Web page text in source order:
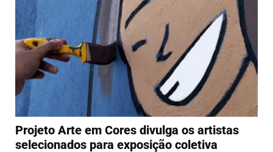
Projeto Arte em Cores divulga os artistas
selecionados para exposição coletiva